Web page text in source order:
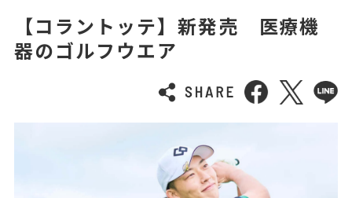
【コラントッテ】新発売 医療機
器のゴルフウエア